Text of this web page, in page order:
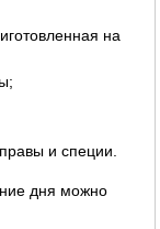
на
и специи.
дня можно